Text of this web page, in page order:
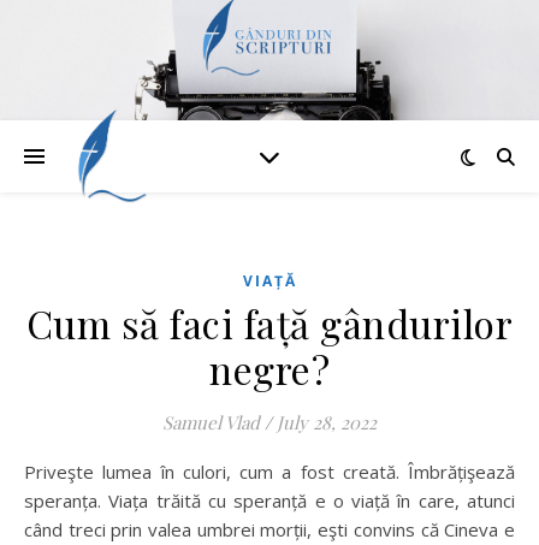
VIAȚĂ
Cum să faci față gândurilor
negre?
Samuel Vlad / July 28, 2022
Priveşte lumea în culori, cum a fost creată. Îmbrățişează
speranța. Viața trăită cu speranță e o viață în care, atunci
când treci prin valea umbrei morții, eşti convins că Cineva e